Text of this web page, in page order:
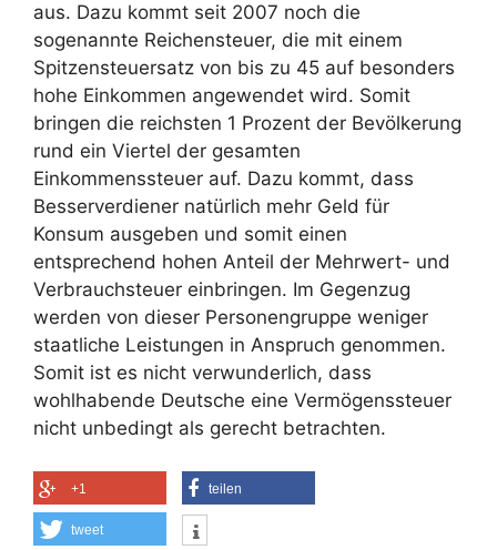
aus. Dazu kommt seit 2007 noch die
sogenannte Reichensteuer, die mit einem
Spitzensteuersatz von bis zu 45 auf besonders
hohe Einkommen angewendet wird. Somit
bringen die reichsten 1 Prozent der Bevölkerung
rund ein Viertel der gesamten
Einkommenssteuer auf. Dazu kommt, dass
Besserverdiener natürlich mehr Geld für
Konsum ausgeben und somit einen
entsprechend hohen Anteil der Mehrwert- und
Verbrauchsteuer einbringen. Im Gegenzug
werden von dieser Personengruppe weniger
staatliche Leistungen in Anspruch genommen.
Somit ist es nicht verwunderlich, dass
wohlhabende Deutsche eine Vermögenssteuer
nicht unbedingt als gerecht betrachten.
+1 teilen
tweet